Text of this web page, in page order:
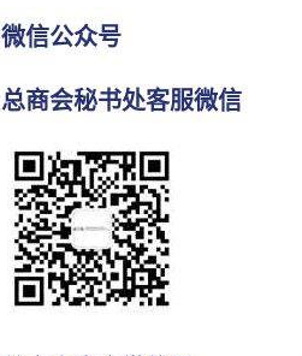
微信公众号
总商会秘书处客服微信